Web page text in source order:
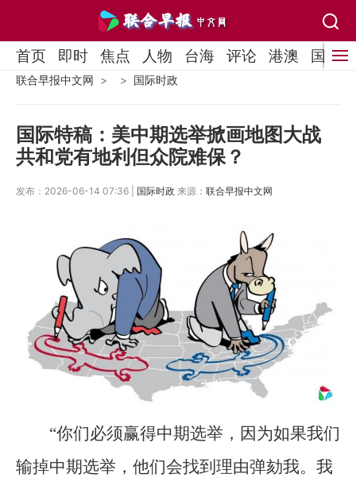
首页 即时 焦点 人物 台海 评论 港澳 国际
联合早报中文网 国际时政
国际特稿：美中期选举掀画地图大战
共和党有地利但众院难保？
发布：2026-06-14 07:36 | 国际时政 来源： 联合早报中文网
“你们必须赢得中期选举，因为如果我们
输掉中期选举，他们会找到理由弹劾我。我